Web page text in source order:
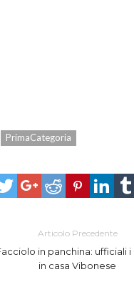
PrimaCategoria
Articolo Precedente
in panchina: ufficiali
in casa Vibonese